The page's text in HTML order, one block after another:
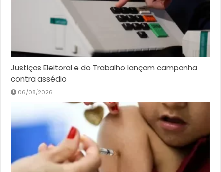
Justiças Eleitoral e do Trabalho lançam campanha
contra assédio
06/08/2026